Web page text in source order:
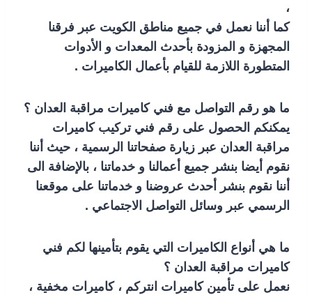
،
كما أننا نعمل في جميع مناطق الكويت عبر فرقنا
المجهزة و المزودة بأحدث المعدات و الأدوات
المتطورة اللازمة للقيام بأعمال الكاميرات .
ما هو رقم التواصل مع فني كاميرات مراقبة العدان ؟
يمكنكم الحصول على رقم فني تركيب كاميرات
مراقبة العدان عبر زيارة صفحاتنا الرسمية ، حيث أننا
نقوم أيضا بنشر جميع أعمالنا و خدماتنا ، بالإضافة الى
أننا نقوم بنشر أحدث عروضنا و خدماتنا على موقعنا
الرسمي عبر وسائل التواصل الاجتماعي .
ما هي أنواع الكاميرات التي يقوم بتأمينها لكم فني
كاميرات مراقبة العدان ؟
نعمل على تأمين كاميرات انتركم ، كاميرات مخفية ،